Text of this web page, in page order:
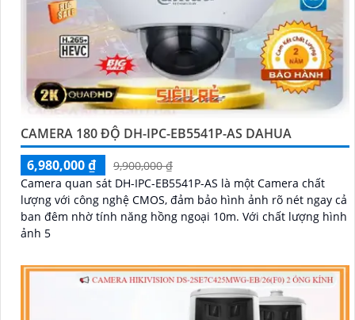
CAMERA 180 ĐỘ DH-IPC-EB5541P-AS DAHUA
6,980,000 ₫
9,900,000 ₫
Camera quan sát DH-IPC-EB5541P-AS là một Camera chất
lượng với công nghệ CMOS, đảm bảo hình ảnh rõ nét ngay cả
ban đêm nhờ tính năng hồng ngoại 10m. Với chất lượng hình
ảnh 5